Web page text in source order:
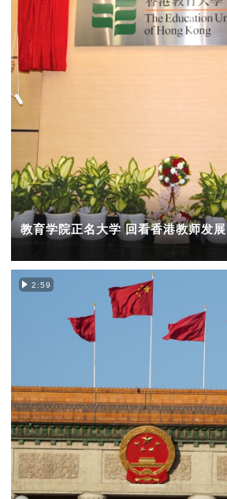
教育学院正名大学 回看香港教师发展
2:59